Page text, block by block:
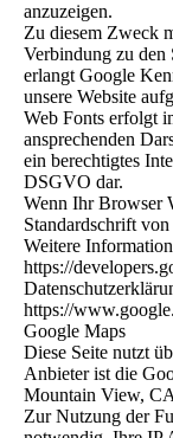
anzuzeigen.
Zu diesem Zweck
Verbindung zu den
erlangt Google
unsere Website
Web Fonts erfolgt
ansprechenden
ein berechtigtes
DSGVO dar.
Wenn Ihr Browser
Standardschrift
Weitere
https://
https://
Google Maps
Diese Seite nutzt
Anbieter ist die
Mountain View,
Zur Nutzung der